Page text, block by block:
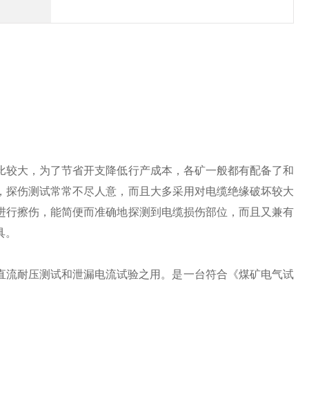
大，为了节省开支降低行产成本，各矿一般都有配备了和
伤测试常常不尽人意，而且大多采用对电缆绝缘破坏较大
擦伤，能简便而准确地探测到电缆损伤部位，而且又兼有
耐压测试和泄漏电流试验之用。是一台符合《煤矿电气试